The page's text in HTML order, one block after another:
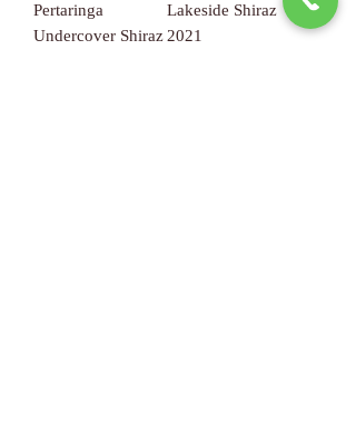
Pertaringa
Undercover Shiraz
Lakeside Shiraz
2021